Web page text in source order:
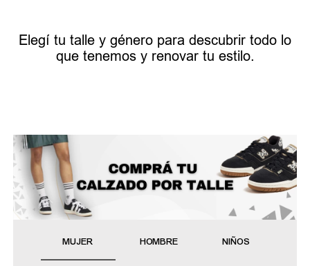
Elegí tu talle y género para descubrir todo lo
que tenemos y renovar tu estilo.
MUJER HOMBRE NIÑOS